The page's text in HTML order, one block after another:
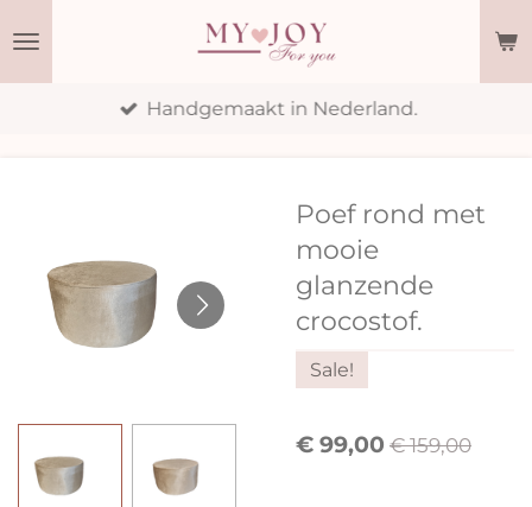
Handgemaakt in Nederland.
Poef rond met
mooie
glanzende
crocostof.
Sale!
€ 99,00 € 159,00